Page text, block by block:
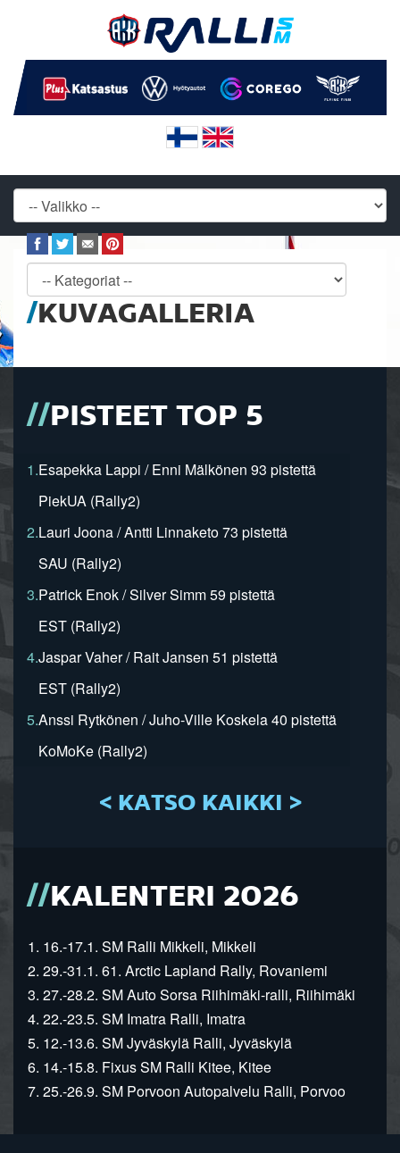
KUVAGALLERIA
PISTEET TOP 5
1.Esapekka Lappi / Enni Mälkönen 93 pistettä
PiekUA (Rally2)
2.Lauri Joona / Antti Linnaketo 73 pistettä
SAU (Rally2)
3.Patrick Enok / Silver Simm 59 pistettä
EST (Rally2)
4.Jaspar Vaher / Rait Jansen 51 pistettä
EST (Rally2)
5.Anssi Rytkönen / Juho-Ville Koskela 40 pistettä
KoMoKe (Rally2)
< KATSO KAIKKI >
KALENTERI 2026
1. 16.-17.1. SM Ralli Mikkeli, Mikkeli
2. 29.-31.1. 61. Arctic Lapland Rally, Rovaniemi
3. 27.-28.2. SM Auto Sorsa Riihimäki-ralli, Riihimäki
4. 22.-23.5. SM Imatra Ralli, Imatra
5. 12.-13.6. SM Jyväskylä Ralli, Jyväskylä
6. 14.-15.8. Fixus SM Ralli Kitee, Kitee
7. 25.-26.9. SM Porvoon Autopalvelu Ralli, Porvoo